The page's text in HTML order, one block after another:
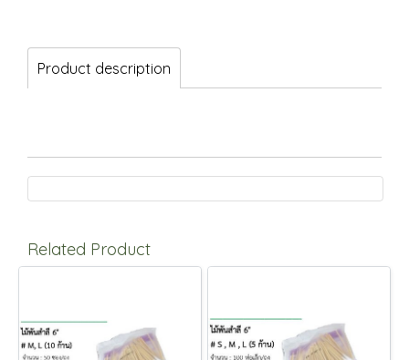
Product description
Related Product